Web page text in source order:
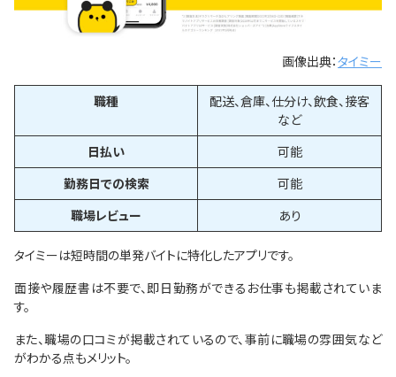
画像出典：タイミー
職種
配送、倉庫、仕分け、飲食、接客
など
日払い
可能
勤務日での検索
可能
職場レビュー
あり
タイミーは短時間の単発バイトに特化したアプリです。
面接や履歴書は不要で、即日勤務ができるお仕事も掲載されていま
す。
また、職場の口コミが掲載されているので、事前に職場の雰囲気など
がわかる点もメリット。